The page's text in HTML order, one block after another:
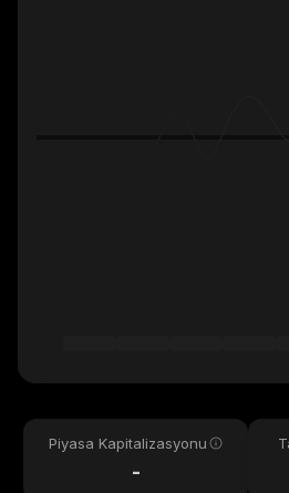
Piyasa Kapitalizasyonu
-